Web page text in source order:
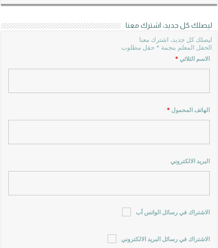
ليصلك كل جديد، اشترك معنا
ليصلك كل جديد، اشترك معنا
الحقل المعلم بنجمة * حقل مطلوب
الاسم الثلاثي*
الهاتف المحمول*
البريد الالكتروني
الاشتراك في رسائل الواتس أب
الاشتراك في رسائل البريد الالكتروني